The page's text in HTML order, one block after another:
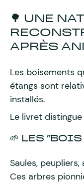
🌳 UNE
APRÈS
Les boisements
étangs sont
installés.
Le livret distingue
🌱 LES
Saules, peupliers,
Ces arbres